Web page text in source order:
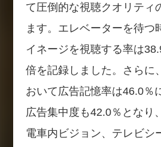
て圧倒的な視聴クオリティ
ます。エレベーターを待つ
イネージを視聴する率は
倍を記録しました。さらに
おいて広告記憶率は46.0％
広告集中度も42.0％となり
電車内ビジョン、テレビシ